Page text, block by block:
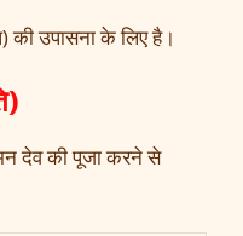
की उपासना के लिए है।
देव की पूजा करने से